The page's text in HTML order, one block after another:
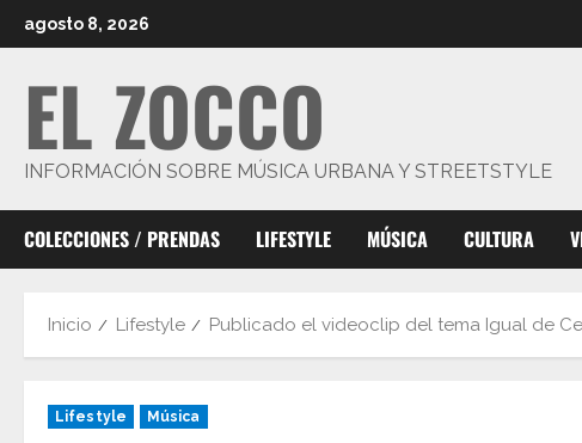
al
agosto 8, 2026
EL ZOCCO
INFORMACIÓN SOBRE MÚSICA URBANA Y STREETSTYLE
COLECCIONES / PRENDAS LIFESTYLE MÚSICA CULTURA
Inicio Lifestyle Publicado el videoclip del tema Igual de
Lifestyle Música